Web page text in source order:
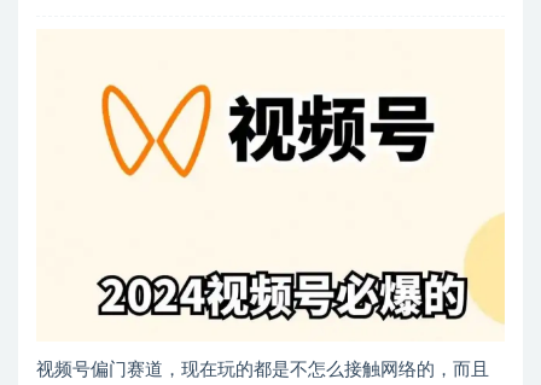
视频号偏门赛道，现在玩的都是不怎么接触网络的，而且